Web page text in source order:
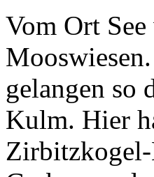
Vom Ort
gelangen so
Kulm. Hier
Zirbitzkogel-